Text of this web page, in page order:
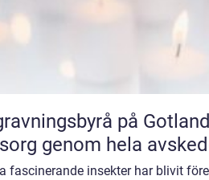
på
genom hela
fascinerande insekter har blivit